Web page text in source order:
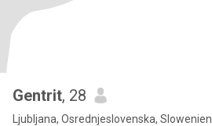
Gentrit, 28
Ljubljana, Osrednjeslovenska, Slowenien